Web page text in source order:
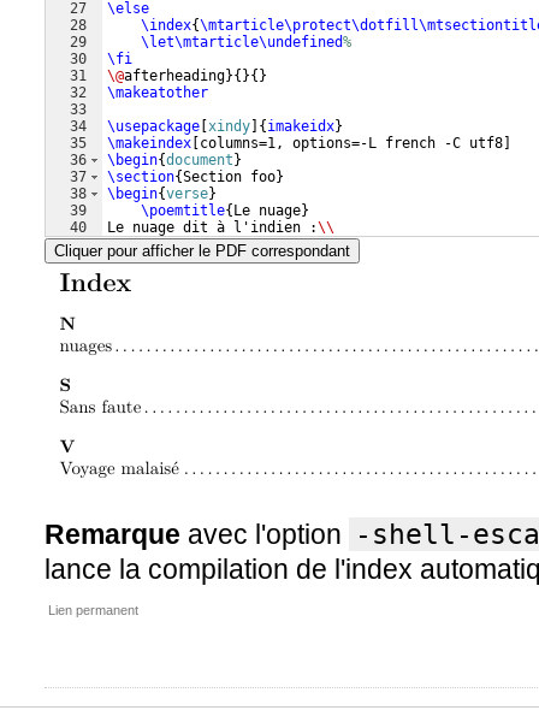
27
28
29
30
31
32
33
34
35
36
37
38
39
40
41
\else
\index{
\let\mtarticle\undefined%
\fi
\@afterheading}{ }{ }
\makeatother
\usepackage xindy { imakeidx}
\makeindex columns=1, options=-L french -C utf8
\begin{document }
\section{Section foo}
\begin{verse}
\poemtitle{ Le nuage}
Le nuage dit à l'indien :\\
« Tire sur moi tes flèches,\\
Cliquer pour afficher le PDF correspondant
Remarque avec l'option
-shell-
lance la compilation de l'index
Lien permanent